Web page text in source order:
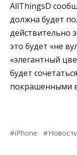
AllThingsD
должна будет
действительно
это будет «не
«элегантный
будет
покрашенными
iPhone